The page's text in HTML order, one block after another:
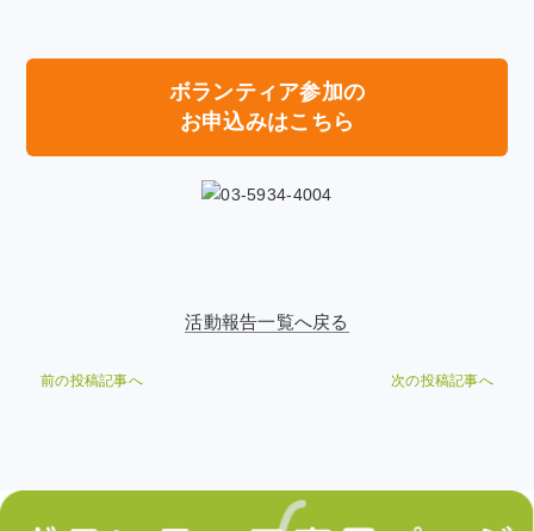
ボランティア参加の
お申込みはこちら
活動報告一覧へ戻る
前の投稿記事へ 次の投稿記事へ